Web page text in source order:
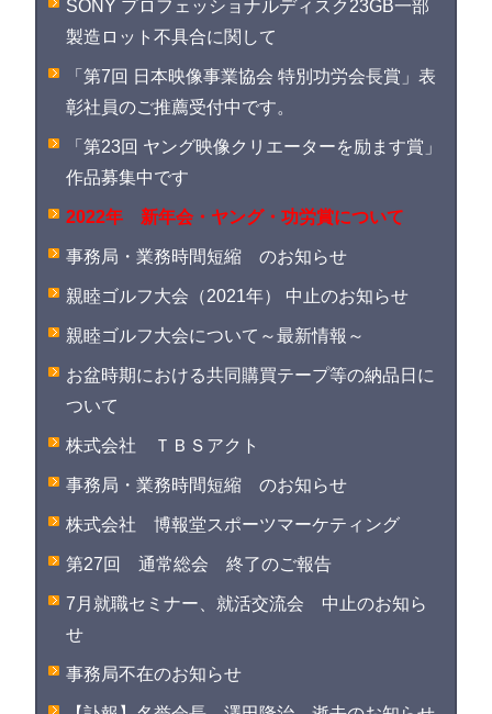
SONY プロフェッショナルディスク23GB一部
製造ロット不具合に関して
「第7回 日本映像事業協会 特別功労会長賞」表
彰社員のご推薦受付中です。
「第23回 ヤング映像クリエーターを励ます賞」
作品募集中です
2022年 新年会・ヤング・功労賞について
事務局・業務時間短縮 のお知らせ
親睦ゴルフ大会（2021年） 中止のお知らせ
親睦ゴルフ大会について～最新情報～
お盆時期における共同購買テープ等の納品日に
ついて
株式会社 ＴＢＳアクト
事務局・業務時間短縮 のお知らせ
株式会社 博報堂スポーツマーケティング
第27回 通常総会 終了のご報告
7月就職セミナー、就活交流会 中止のお知ら
せ
事務局不在のお知らせ